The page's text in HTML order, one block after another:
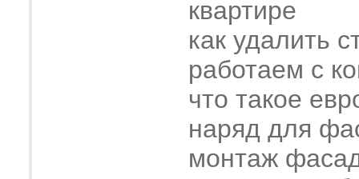
квартире
как удалить
работаем с
что такое
наряд для
монтаж